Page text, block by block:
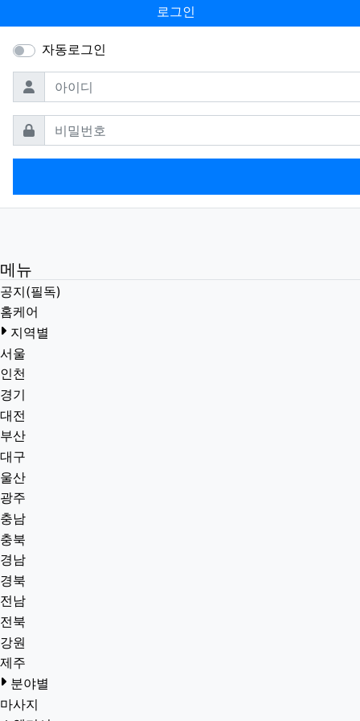
로그인
자동로그인
아이디
필수
비밀번호필수
메뉴
공지(필독)
홈케어
지역별
서울
인천
경기
대전
부산
대구
울산
광주
충남
충북
경남
경북
전남
전북
강원
제주
분야별
마사지